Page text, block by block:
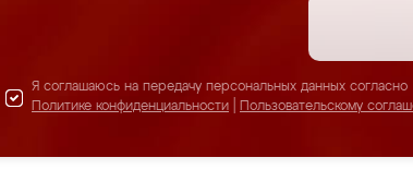
Я соглашаюсь на передачу персональных данных согласно
Политике конфиденциальности
Пользовательскому